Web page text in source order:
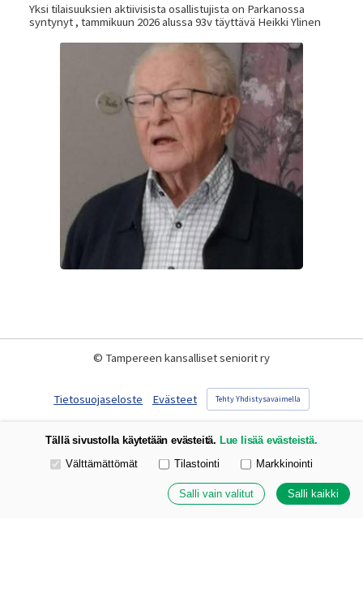
Yksi tilaisuuksien aktiivisista osallistujista on Parkanossa
syntynyt , tammikuun 2026 alussa 93v täyttävä Heikki Ylinen
© Tampereen kansalliset seniorit ry
Tietosuojaseloste Evästeet Tehty Yhdistysavaimella
Tällä sivustolla käytetään evästeitä. Lue lisää evästeistä.
Valitse käytettävät evästeet
Välttämättömät Tilastointi Markkinointi
Salli vain valitut Salli kaikki